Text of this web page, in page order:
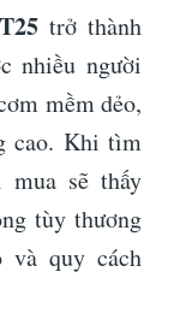
trở thành
nhiều người
mềm dẻo,
cao. Khi tìm
mua sẽ thấy
tùy thương
và quy cách